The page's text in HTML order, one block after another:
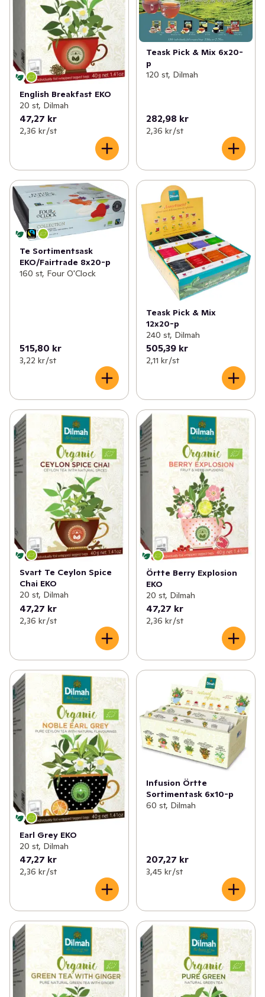
www.dilmahconservation.org
English Breakfast EKO
20 st, Dilmah
47,27 kr
2,36 kr /st
Teask Pick & Mix 6x20-
p
120 st, Dilmah
282,98 kr
2,36 kr /st
Te Sortimentsask
EKO/Fairtrade 8x20-p
160 st, Four O'Clock
515,80 kr
3,22 kr /st
Teask Pick & Mix
12x20-p
240 st, Dilmah
505,39 kr
2,11 kr /st
Svart Te Ceylon Spice
Chai EKO
20 st, Dilmah
47,27 kr
2,36 kr /st
Örtte Berry Explosion
EKO
20 st, Dilmah
47,27 kr
2,36 kr /st
Earl Grey EKO
20 st, Dilmah
47,27 kr
2,36 kr /st
Infusion Örtte
Sortimentask 6x10-p
60 st, Dilmah
207,27 kr
3,45 kr /st